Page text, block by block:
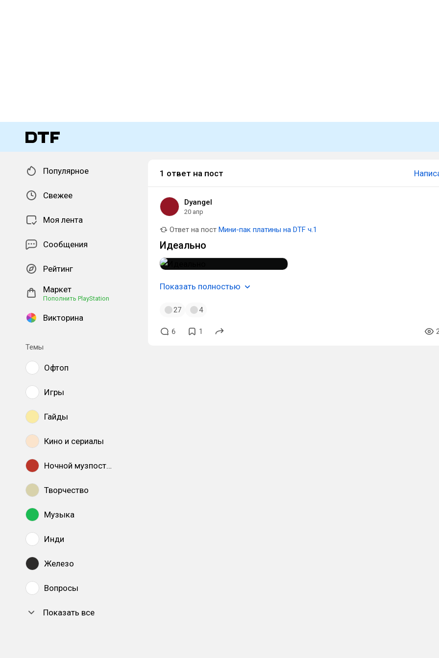
Популярное
Свежее
Моя лента
Сообщения
Рейтинг
Маркет
Пополнить PlayStation
Викторина
Темы
Офтоп
Игры
Гайды
Кино и сериалы
Ночной музпостинг
Творчество
Музыка
Инди
Железо
Вопросы
Показать все
1 ответ на пост
Dyangel
20 апр
Ответ на пост Мини-пак платины на DTF ч.1
Идеально
Показать полностью
27 4
6 1